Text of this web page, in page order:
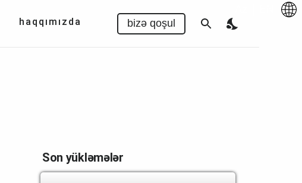
haqqımızda bizə qoşul
Son yükləmələr